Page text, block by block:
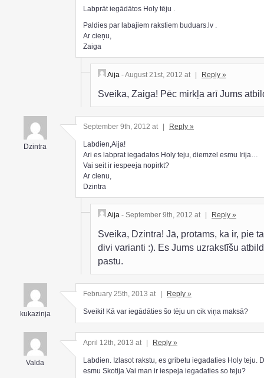
Labprāt iegādātos Holy tēju .
Paldies par labajiem rakstiem buduars.lv .
Ar cieņu,
Zaiga
Aija - August 21st, 2012 at Reply »
Sveika, Zaiga! Pēc mirkļa arī Jums
Dzintra
September 9th, 2012 at | Reply »
Labdien,Aija!
Ari es labprat iegadatos Holy teju, diemzel esmu Irija…
Vai seit ir iespeeja nopirkt?
Ar cienu,
Dzintra
Aija - September 9th, 2012 at Reply »
Sveika, Dzintra! Jā, protams, ka ir, pie
divi varianti :). Es Jums uzrakstīšu
pastu.
kukazinja
February 25th, 2013 at Reply »
Sveiki! Kā var iegādāties šo tēju un cik viņa maksā?
Valda
April 12th, 2013 at | Reply »
Labdien. Izlasot rakstu, es gribetu iegadaties Holy teju.
esmu Skotija.Vai man ir iespeja iegadaties so teju?